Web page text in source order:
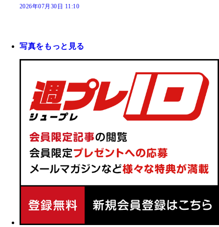
2026年07月30日 11:10
写真をもっと見る